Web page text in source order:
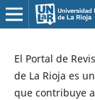
El Portal de
de La Rioja es
que contribuye